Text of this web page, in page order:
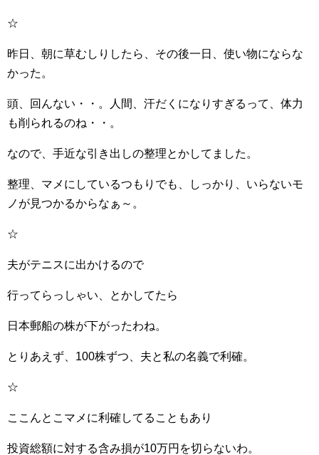
☆
昨日、朝に草むしりしたら、その後一日、使い物にならな
かった。
頭、回んない・・。人間、汗だくになりすぎるって、体力
も削られるのね・・。
なので、手近な引き出しの整理とかしてました。
整理、マメにしているつもりでも、しっかり、いらないモ
ノが見つかるからなぁ～。
☆
夫がテニスに出かけるので
行ってらっしゃい、とかしてたら
日本郵船の株が下がったわね。
とりあえず、100株ずつ、夫と私の名義で利確。
☆
ここんとこマメに利確してることもあり
投資総額に対する含み損が10万円を切らないわ。